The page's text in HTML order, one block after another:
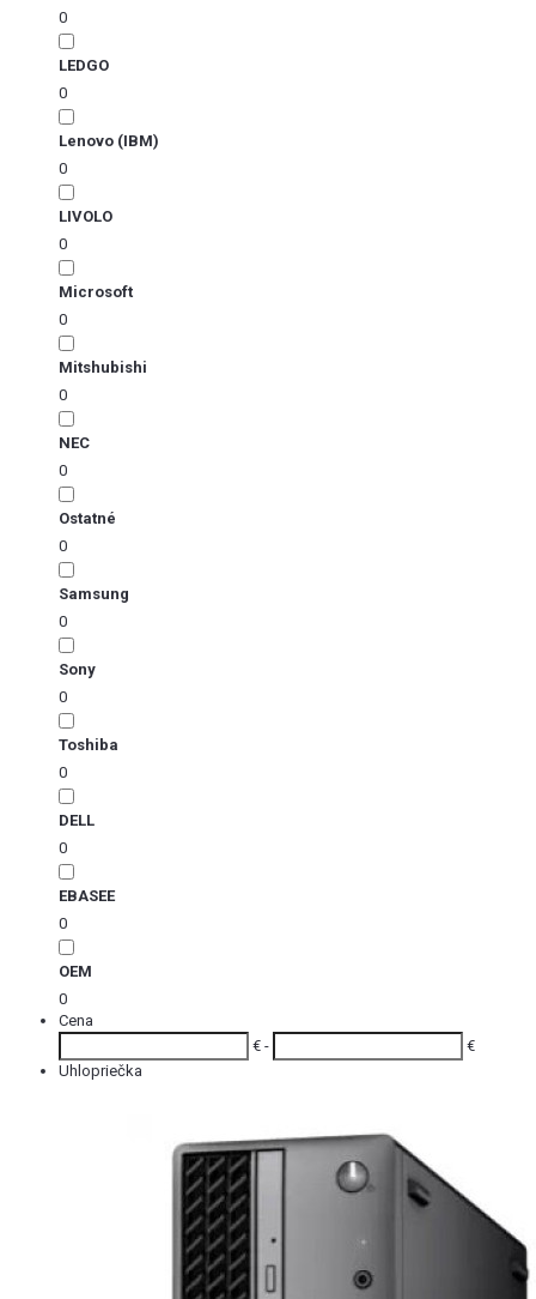
0
LEDGO
0
Lenovo (IBM)
0
LIVOLO
0
Microsoft
0
Mitshubishi
0
NEC
0
Ostatné
0
Samsung
0
Sony
0
Toshiba
0
DELL
0
EBASEE
0
OEM
0
Cena
€ -
€
Uhlopriečka